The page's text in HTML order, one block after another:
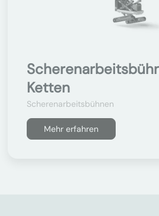
Ketten
Scherenarbeitsbühnen
Mehr erfahren